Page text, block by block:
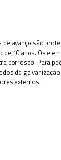
avanço são
10 anos. Os
corrosão. Para
de
externos.